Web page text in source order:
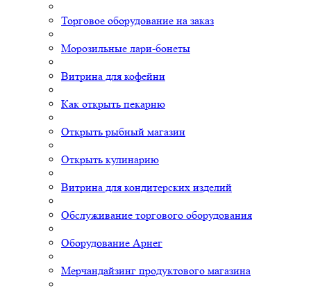
Торговое оборудование на заказ
Морозильные лари-бонеты
Витрина для кофейни
Как открыть пекарню
Открыть рыбный магазин
Открыть кулинарию
Витрина для кондитерских изделий
Обслуживание торгового оборудования
Оборудование Арнег
Мерчандайзинг продуктового магазина